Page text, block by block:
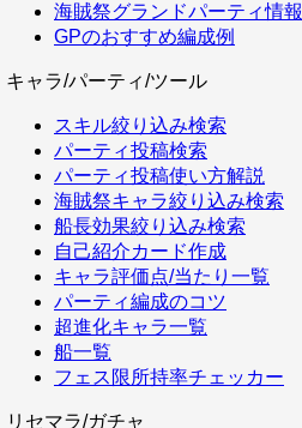
海賊祭グランドパーティ情報
GPのおすすめ編成例
キャラ/パーティ/ツール
スキル絞り込み検索
パーティ投稿検索
パーティ投稿使い方解説
海賊祭キャラ絞り込み検索
船長効果絞り込み検索
自己紹介カード作成
キャラ評価点/当たり一覧
パーティ編成のコツ
超進化キャラ一覧
船一覧
フェス限所持率チェッカー
リセマラ/ガチャ